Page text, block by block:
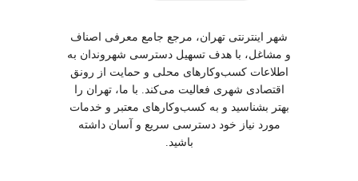
شهر اینترنتی تهران، مرجع جامع معرفی اصناف
و مشاغل، با هدف تسهیل دسترسی شهروندان به
اطلاعات کسب‌وکارهای محلی و حمایت از رونق
اقتصادی شهری فعالیت می‌کند. با ما، تهران را
بهتر بشناسید و به کسب‌وکارهای معتبر و خدمات
مورد نیاز خود دسترسی سریع و آسان داشته
باشید.